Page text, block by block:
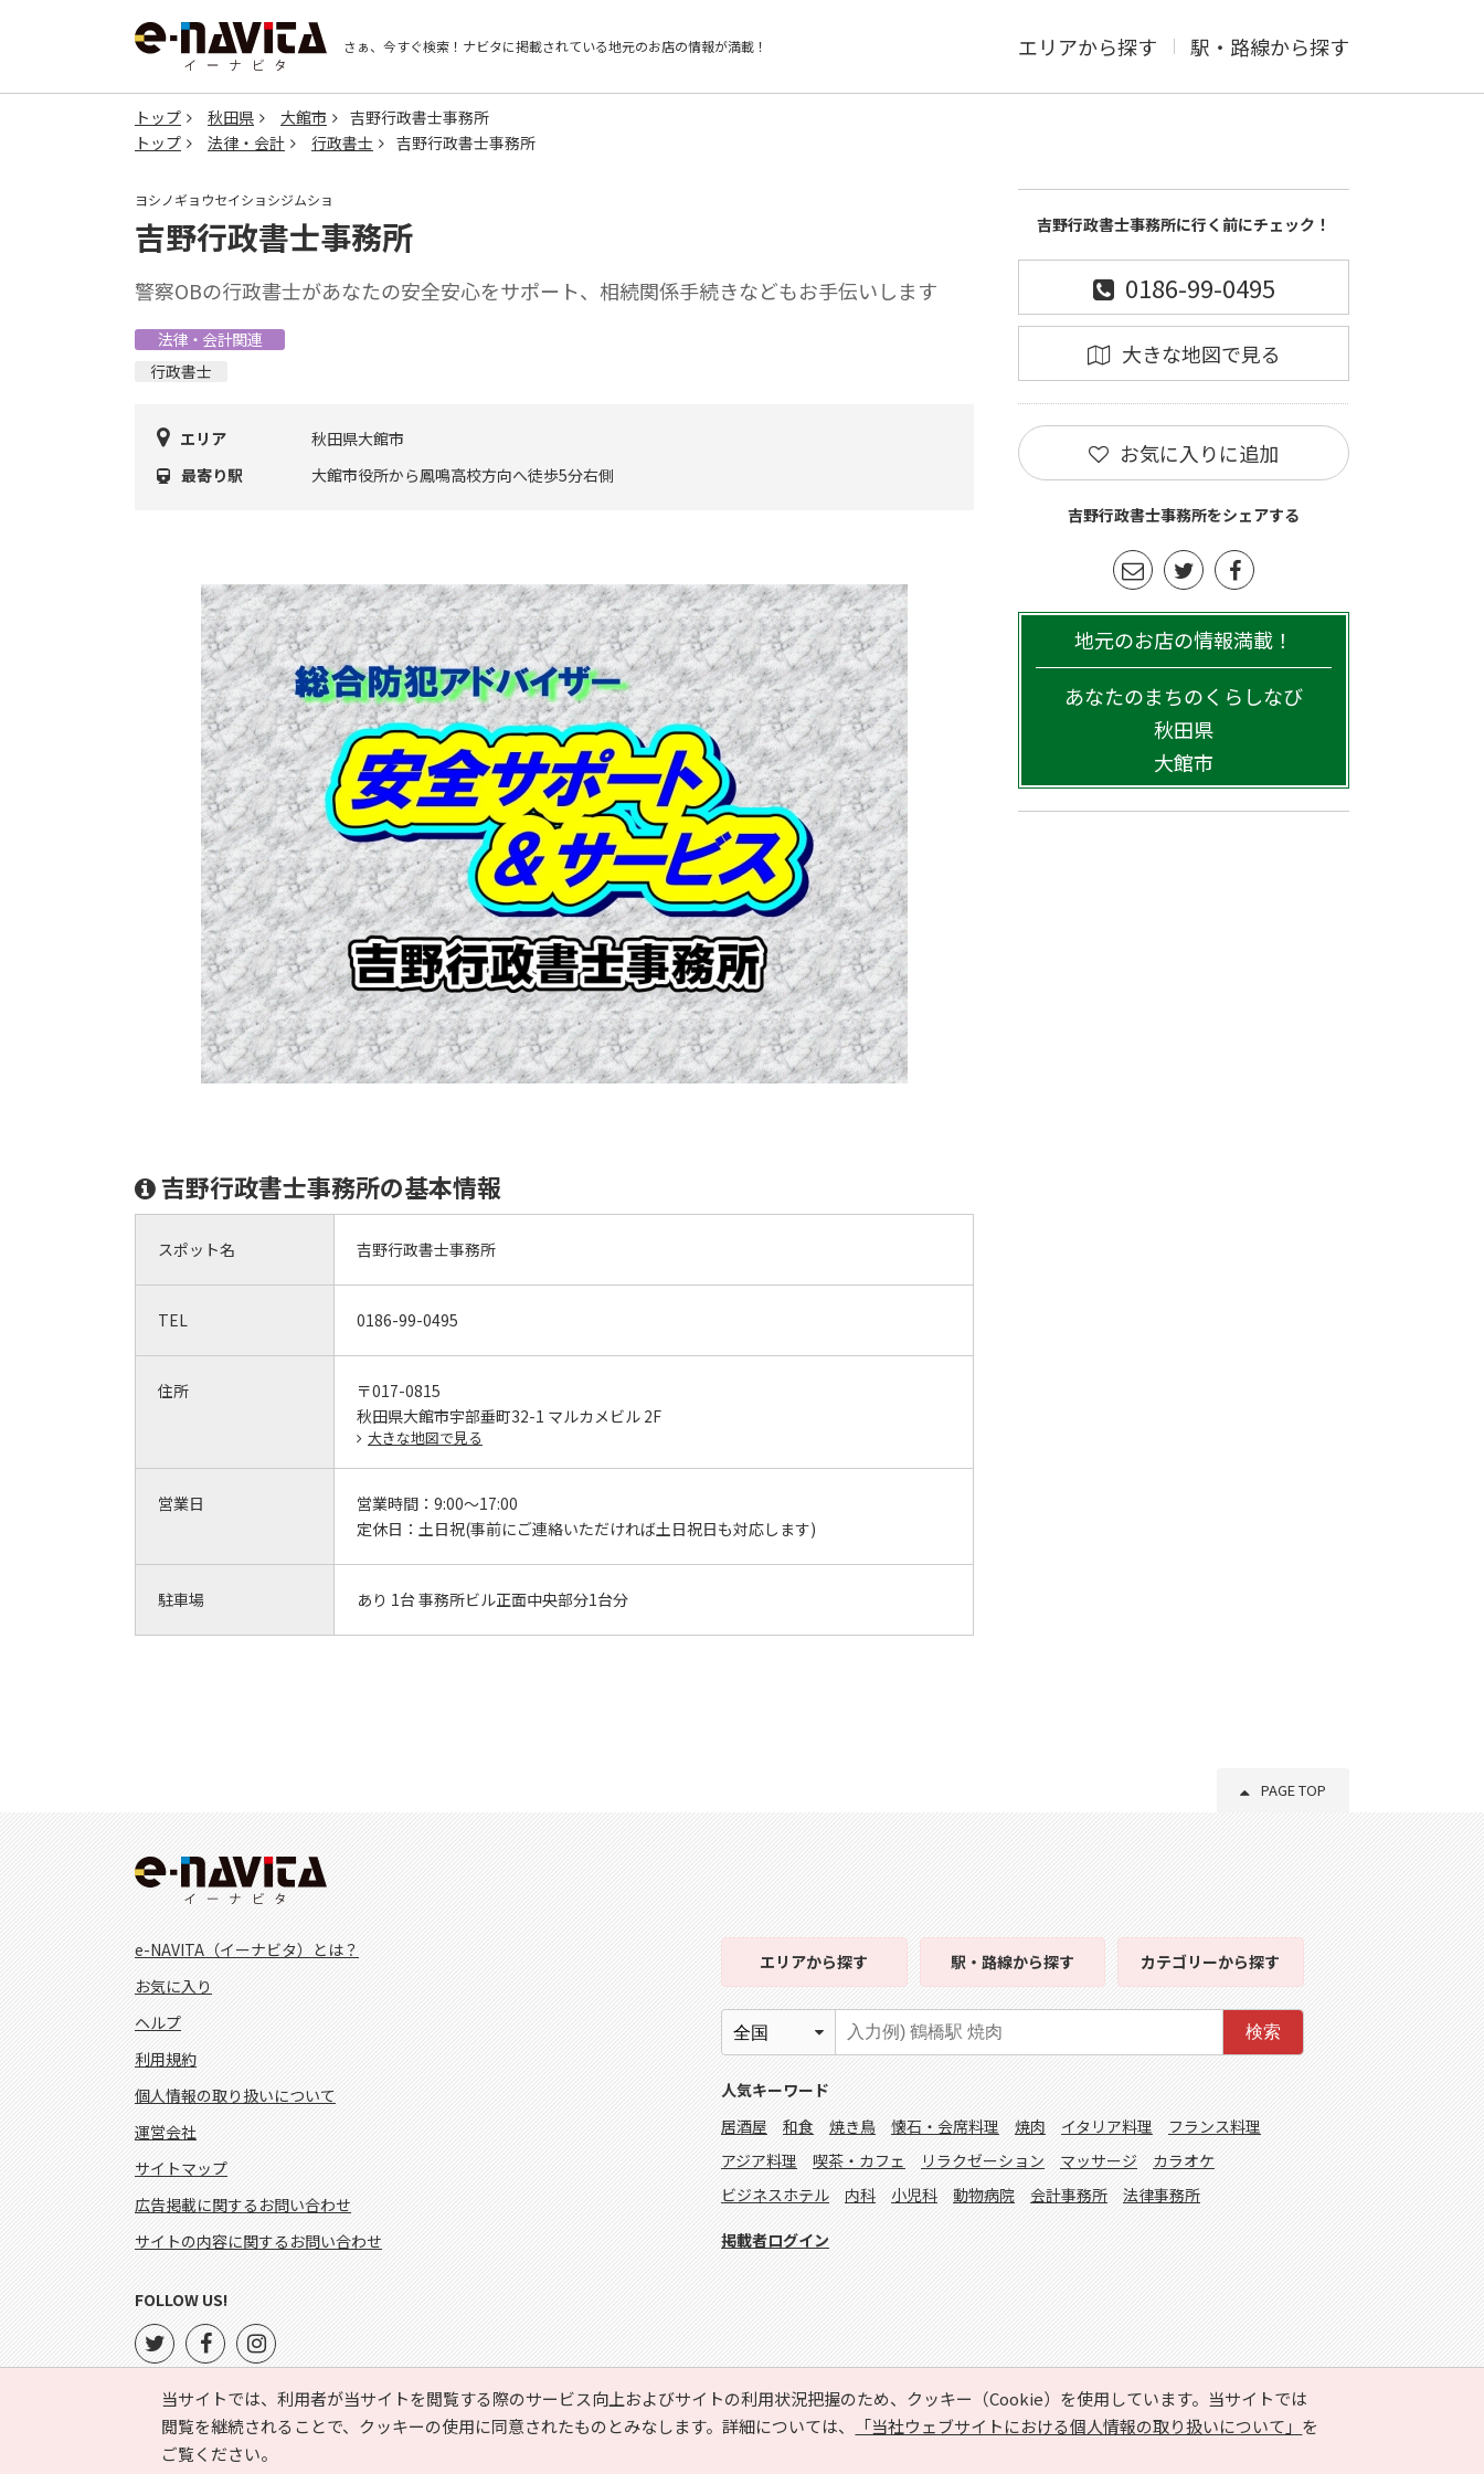
さぁ、今すぐ検索！ ナビタに掲載されている地元のお店の情報が満載！ エリアから探す 駅・路線から探す
トップ 秋田県 大館市
吉野行政書士事務所
トップ
法律・会計 行政書士 吉野行政書士事務所
ヨシノギョウセイショシジムショ
吉野行政書士事務所
警察OBの行政書士があなたの安全安心をサポート、相続関係手続きなどもお手伝いします
法律・会計関連
行政書士
エリア
秋田県大館市
最寄り駅
大館市役所から鳳鳴高校方向へ徒歩5分右側
吉野行政書士事務所の基本情報
スポット名 吉野行政書士事務所
TEL 0186-99-0495
住所
〒017-0815
秋田県大館市宇部垂町32-1 マルカメビル 2F
大きな地図で見る
営業日 営業時間： 9:00～17:00
定休日： 土日祝(事前にご連絡いただければ土日祝日も対応します)
駐車場 あり 1台 事務所ビル正面中央部分1台分
吉野行政書士事務所に行く前にチェック！
0186-99-0495
大きな地図で見る
お気に入りに追加
吉野行政書士事務所をシェアする
地元のお店の情報満載！
あなたのまちのくらしなび
秋田県
大館市
PAGE TOP
当サイトでは、利用者が当サイトを閲覧する際のサービス向上およびサイトの利用状況把握のため、クッキー（Cookie）を使用しています。当サイトでは
閲覧を継続されることで、クッキーの使用に同意されたものとみなします。詳細については、
「当社ウェブサイトにおける個人情報の取り扱いについて」 を
ご覧ください。
e-NAVITA（イーナビタ）とは？
お気に入り
ヘルプ
利用規約
個人情報の取り扱いについて
運営会社
サイトマップ
広告掲載に関するお問い合わせ
サイトの内容に関するお問い合わせ
エリアから探す 駅・路線から探す カテゴリーから探す
検索
人気キーワード
居酒屋
和食 焼き鳥 懐石・会席料理 焼肉 イタリア料理
フランス料理
アジア料理
喫茶・カフェ リラクゼーション マッサージ
カラオケ
ビジネスホテル
内科 小児科 動物病院 会計事務所 法律事務所
掲載者ログイン
FOLLOW US!
Copyright © HYOJITO.Co.,Ltd. All Rights Reserved.